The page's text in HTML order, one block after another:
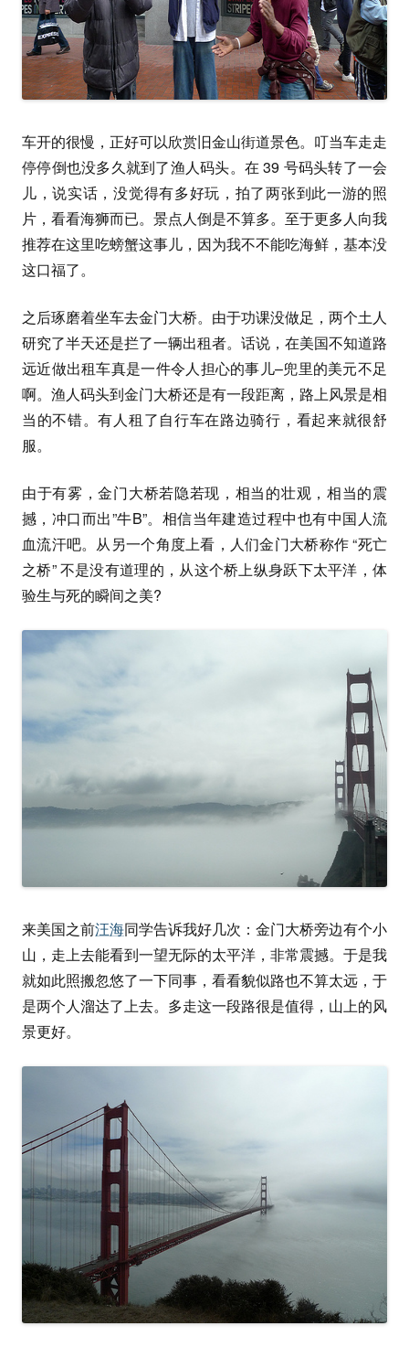
车开的很慢，正好可以欣赏旧金山街道景色。叮当车走走
停停倒也没多久就到了渔人码头。在 39 号码头转了一会
儿，说实话，没觉得有多好玩，拍了两张到此一游的照
片，看看海狮而已。景点人倒是不算多。至于更多人向我
推荐在这里吃螃蟹这事儿，因为我不不能吃海鲜，基本没
这口福了。
之后琢磨着坐车去金门大桥。由于功课没做足，两个土人
研究了半天还是拦了一辆出租者。话说，在美国不知道路
远近做出租车真是一件令人担心的事儿–兜里的美元不足
啊。渔人码头到金门大桥还是有一段距离，路上风景是相
当的不错。有人租了自行车在路边骑行，看起来就很舒
服。
由于有雾，金门大桥若隐若现，相当的壮观，相当的震
撼，冲口而出”牛B”。相信当年建造过程中也有中国人流
血流汗吧。从另一个角度上看，人们金门大桥称作 “死亡
之桥” 不是没有道理的，从这个桥上纵身跃下太平洋，体
验生与死的瞬间之美?
来美国之前汪海同学告诉我好几次：金门大桥旁边有个小
山，走上去能看到一望无际的太平洋，非常震撼。于是我
就如此照搬忽悠了一下同事，看看貌似路也不算太远，于
是两个人溜达了上去。多走这一段路很是值得，山上的风
景更好。